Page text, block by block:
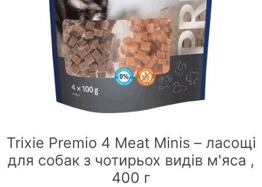
Trixie Premio 4 Meat Minis – ласощі
для собак з чотирьох видів м'яса ,
400 г